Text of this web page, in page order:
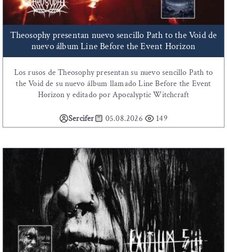
Theosophy presentan nuevo sencillo Path to the Void de
nuevo álbum Line Before the Event Horizon
Los rusos de Theosophy presentan su nuevo sencillo Path to
the Void de su nuevo álbum llamado Line Before the Event
Horizon y editado por Apocalyptic Witchcraft
Sercifer 05.08.2026 149